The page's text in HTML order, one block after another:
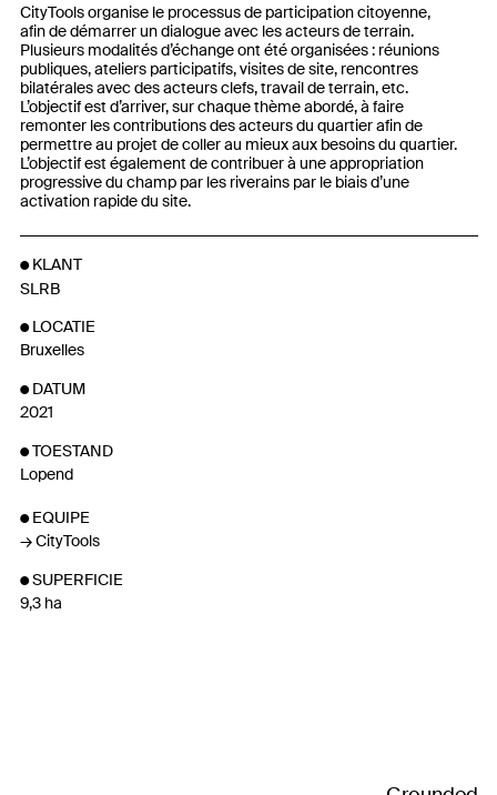
CityTools organise le processus de participation citoyenne,
afin de démarrer un dialogue avec les acteurs de terrain.
Plusieurs modalités d’échange ont été organisées : réunions
publiques, ateliers participatifs, visites de site, rencontres
bilatérales avec des acteurs clefs, travail de terrain, etc.
L’objectif est d’arriver, sur chaque thème abordé, à faire
remonter les contributions des acteurs du quartier afin de
permettre au projet de coller au mieux aux besoins du quartier.
L’objectif est également de contribuer à une appropriation
progressive du champ par les riverains par le biais d’une
activation rapide du site.
KLANT
SLRB
LOCATIE
Bruxelles
DATUM
2021
TOESTAND
Lopend
EQUIPE
CityTools
SUPERFICIE
9,3 ha